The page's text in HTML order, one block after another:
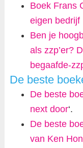
Boek Frans
eigen bedrijf
Ben je
als zzp’er?
begaafde-
De beste
De beste
next door‘.
De beste
van Ken